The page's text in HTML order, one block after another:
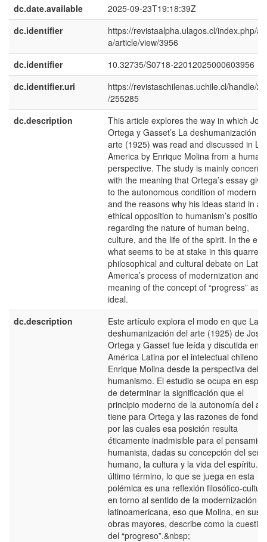
dc.date.available
2025-09-23T19:18:39Z
dc.identifier
https://revistaalpha.ulagos.cl/index.php/
a/article/view/3956
dc.identifier
10.32735/S0718-22012025000603956
dc.identifier.uri
https://revistaschilenas.uchile.cl/handle/
/255285
dc.description
This article explores the way in which
Ortega y Gasset’s La deshumanización
arte (1925) was read and discussed in
America by Enrique Molina from a
perspective. The study is mainly
with the meaning that Ortega’s essay
to the autonomous condition of modern
and the reasons why his ideas stand in an
ethical opposition to humanism’s position
regarding the nature of human being,
culture, and the life of the spirit. In the
what seems to be at stake in this quarrel
philosophical and cultural debate on Latin
America’s process of modernization and
meaning of the concept of “progress” as
ideal.
dc.description
Este artículo explora el modo en que La
deshumanización del arte (1925) de José
Ortega y Gasset fue leída y discutida en
América Latina por el intelectual chileno
Enrique Molina desde la perspectiva del
humanismo. El estudio se ocupa en
de determinar la significación que el
principio moderno de la autonomía del
tiene para Ortega y las razones de fondo
por las cuales esa posición resulta
éticamente inadmisible para el
humanista, dadas su concepción del ser
humano, la cultura y la vida del espíritu.
último término, lo que se juega en esta
polémica es una reflexión filosófico-
en torno al sentido de la modernización
latinoamericana, eso que Molina, en sus
obras mayores, describe como la cuestión
del “progreso”.&nbsp;